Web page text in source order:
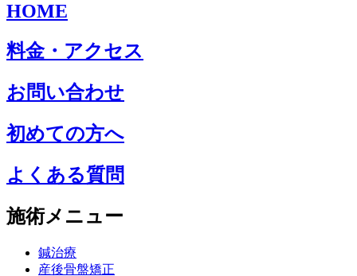
HOME
料金・アクセス
お問い合わせ
初めての方へ
よくある質問
施術メニュー
鍼治療
産後骨盤矯正